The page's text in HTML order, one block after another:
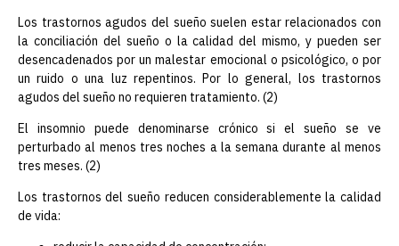
Los trastornos agudos del sueño suelen estar relacionados con
la conciliación del sueño o la calidad del mismo, y pueden ser
desencadenados por un malestar emocional o psicológico, o por
un ruido o una luz repentinos. Por lo general, los trastornos
agudos del sueño no requieren tratamiento. (2)
El insomnio puede denominarse crónico si el sueño se ve
perturbado al menos tres noches a la semana durante al menos
tres meses. (2)
Los trastornos del sueño reducen considerablemente la calidad
de vida: